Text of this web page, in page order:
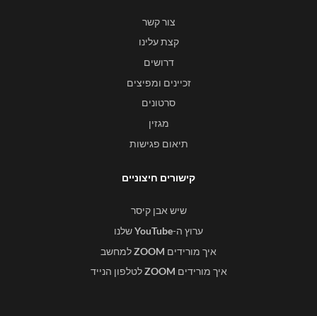
צור קשר
קצת עלינו
דרושים
זכיינים ומפיצים
סרטונים
מגזין
תיאום פגישות
קישורים חיצוניים
שיש אבן קיסר
ערוץ ה-YouTubeשלנו
איך מורידים ZOOMלמחשב
איך מורידים ZOOM לטלפון הנייד